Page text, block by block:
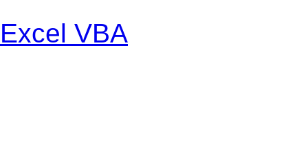
Excel VBA